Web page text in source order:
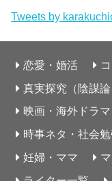
Tweets by
恋愛・婚活
真実探究（陰謀論
映画・海外ドラ
時事ネタ・社会
妊婦・ママ